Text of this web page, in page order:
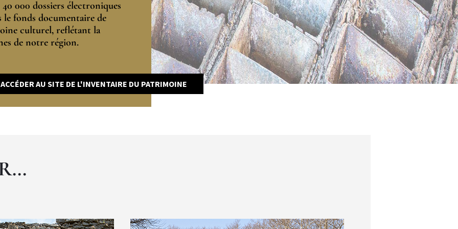
ACCÉDER AU SITE DE L'INVENTAIRE DU PATRIMOINE
000 dossiers électroniques
le fonds documentaire de
culturel, reflétant la
de notre région.
Vignette